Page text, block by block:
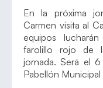
En la próxima
Carmen visita al
equipos
farolillo rojo de
jornada. Será el
Pabellón